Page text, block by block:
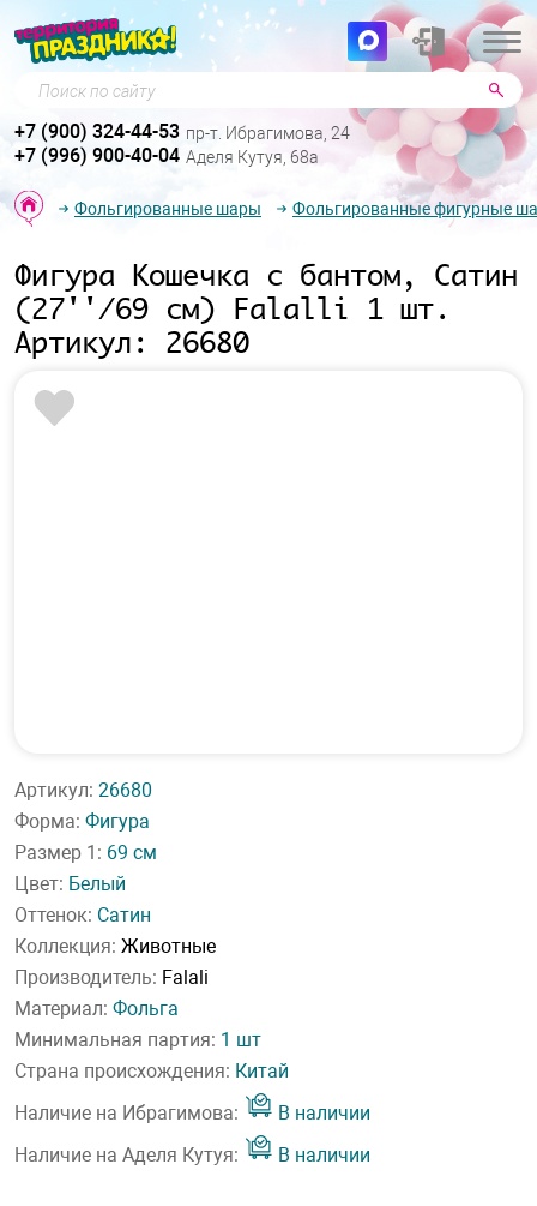
Поиск по сайту
+7 (900) 324-44-53 пр-т. Ибрагимова, 24
+7 (996) 900-40-04 Аделя Кутуя, 68а
Фольгированные шары Фольгированные фигурные
Фигура Кошечка с бантом, Сатин
(27''/69 см) Falalli 1 шт.
Артикул: 26680
Артикул: 26680
Форма: Фигура
Размер 1: 69 см
Цвет: Белый
Оттенок: Сатин
Коллекция: Животные
Производитель: Falali
Материал: Фольга
Минимальная партия: 1 шт
Страна происхождения: Китай
Наличие на Ибрагимова:
В наличии
Наличие на Аделя Кутуя:
В наличии